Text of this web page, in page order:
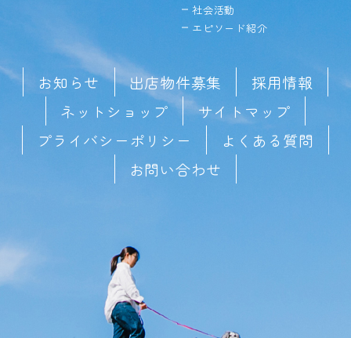
社会活動
エピソード紹介
お知らせ 出店物件募集
採用情報
ネットショップ
サイトマップ
プライバシーポリシー
よくある質問
お問い合わせ